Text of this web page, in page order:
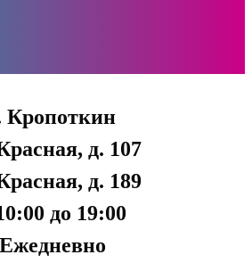
Кропоткин
д. 107
д. 189
до 19:00
Ежедневно